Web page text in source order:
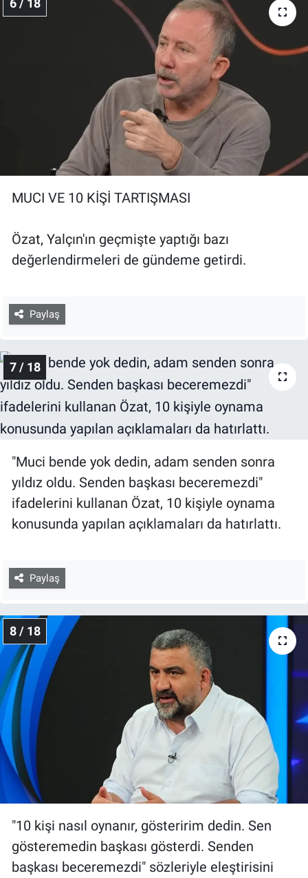
6 / 18
MUCI VE 10 KİŞİ TARTIŞMASI
Özat, Yalçın'ın geçmişte yaptığı bazı
değerlendirmeleri de gündeme getirdi.
Paylaş
7 / 18
"Muci bende yok dedin, adam senden sonra
yıldız oldu. Senden başkası beceremezdi"
ifadelerini kullanan Özat, 10 kişiyle oynama
konusunda yapılan açıklamaları da hatırlattı.
Paylaş
8 / 18
"10 kişi nasıl oynanır, gösteririm dedin. Sen
gösteremedin başkası gösterdi. Senden
başkası beceremezdi" sözleriyle eleştirisini